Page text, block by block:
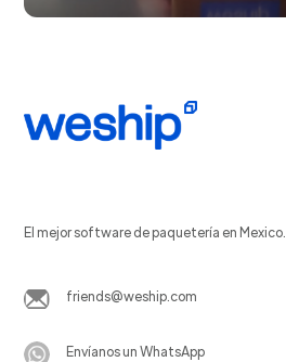
El mejor software de paquetería en Mexico.
friends@weship.com
Envíanos un WhatsApp